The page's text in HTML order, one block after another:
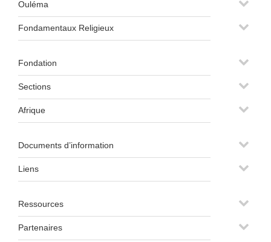
Ouléma
Fondamentaux Religieux
Fondation
Sections
Afrique
Documents d’information
Liens
Ressources
Partenaires